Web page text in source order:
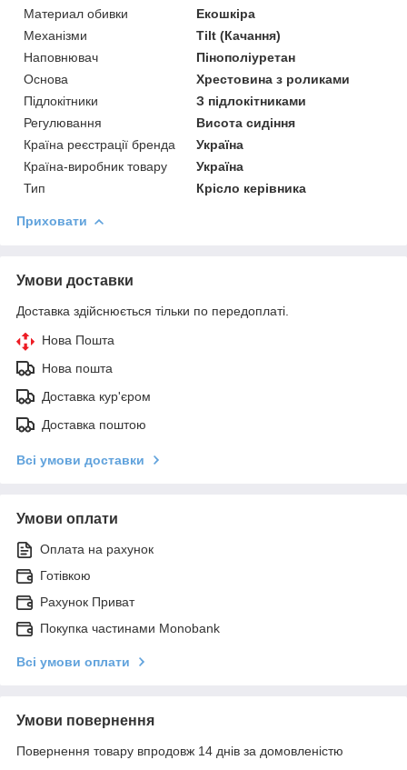
Материал обивки
Екошкіра
Механізми
Tilt (Качання)
Наповнювач
Пінополіуретан
Основа
Хрестовина з роликами
Підлокітники
З підлокітниками
Регулювання
Висота сидіння
Країна реєстрації бренда
Україна
Країна-виробник товару
Україна
Тип
Крісло керівника
Приховати
Умови доставки
Доставка здійснюється тільки по передоплаті.
Нова Пошта
Нова пошта
Доставка кур'єром
Доставка поштою
Всі умови доставки
Умови оплати
Оплата на рахунок
Готівкою
Рахунок Приват
Покупка частинами Monobank
Всі умови оплати
Умови повернення
Повернення товару впродовж 14 днів за домовленістю